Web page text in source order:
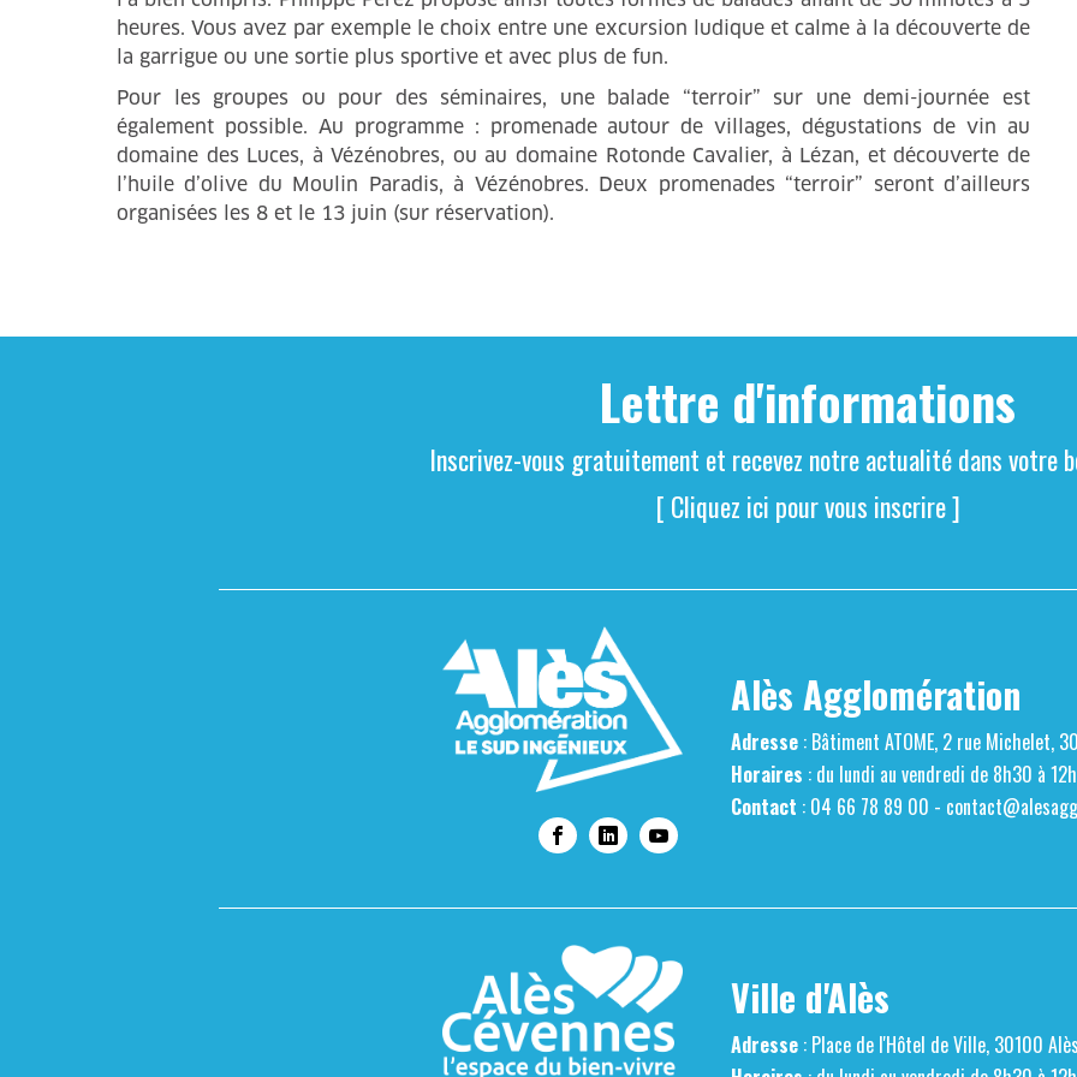
heures. Vous avez par exemple le choix entre une excursion ludique et calme à la découverte de
la garrigue ou une sortie plus sportive et avec plus de fun.
Pour les groupes ou pour des séminaires, une balade “terroir” sur une demi-journée est
également possible. Au programme : promenade autour de villages, dégustations de vin au
domaine des Luces, à Vézénobres, ou au domaine Rotonde Cavalier, à Lézan, et découverte de
l’huile d’olive du Moulin Paradis, à Vézénobres. Deux promenades “terroir” seront d’ailleurs
organisées les 8 et le 13 juin (sur réservation).
Lettre d'informations
Inscrivez-vous gratuitement et recevez notre actualité dans votre
[ Cliquez ici pour vous inscrire ]
Alès Agglomération
Adresse: Bâtiment ATOME, 2 rue Michelet,
Horaires : du lundi au vendredi de 8h30 à
Contact : 04 66 78 89 00 -
Ville d'Alès
Adresse: Place de l'Hôtel de Ville, 30100 Alès